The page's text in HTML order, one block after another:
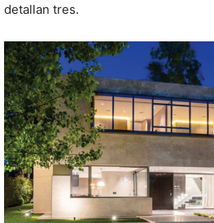
detallan tres.